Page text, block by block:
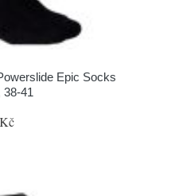
Epic Socks
38-41